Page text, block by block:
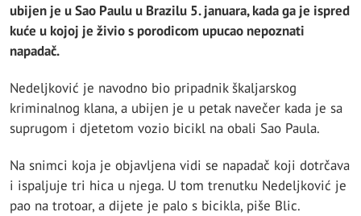
ubijen je u Sao Paulu u Brazilu 5. januara, kada ga je ispred
kuće u kojoj je živio s porodicom upucao nepoznati
napadač.
Nedeljković je navodno bio pripadnik škaljarskog
kriminalnog klana, a ubijen je u petak navečer kada je sa
suprugom i djetetom vozio bicikl na obali Sao Paula.
Na snimci koja je objavljena vidi se napadač koji dotrčava
i ispaljuje tri hica u njega. U tom trenutku Nedeljković je
pao na trotoar, a dijete je palo s bicikla, piše Blic.